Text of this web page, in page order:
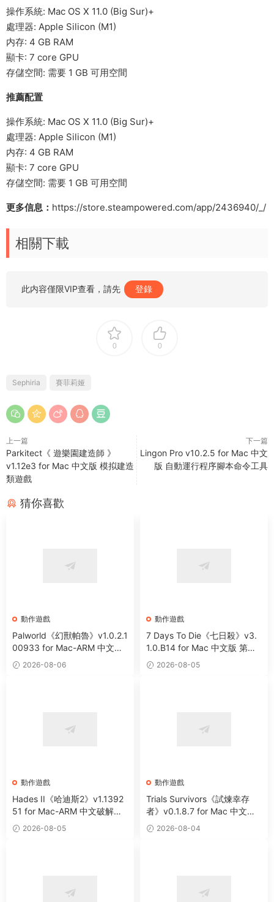
操作系統: Mac OS X 11.0 (Big Sur)+
處理器: Apple Silicon (M1)
内存: 4 GB RAM
顯卡: 7 core GPU
存儲空間: 需要 1 GB 可用空間
推薦配置
操作系統: Mac OS X 11.0 (Big Sur)+
處理器: Apple Silicon (M1)
内存: 4 GB RAM
顯卡: 7 core GPU
存儲空間: 需要 1 GB 可用空間
更多信息： https://store.steampowered.com/app/2436940/_/
相關下載
此内容僅限VIP查看，請先 登錄
0 0
Sephiria 賽菲莉娅
上一篇
Parkitect《 遊樂園建造師 》
v1.12e3 for Mac 中文版 模拟建造
類遊戲
下一篇
Lingon Pro v10.2.5 for Mac 中文
版 自動運行程序腳本命令工具
猜你喜歡
動作遊戲
Palworld《幻獸帕魯》v1.0.2.1
00933 for Mac-ARM 中文破
解版 開放世界生存制作遊戲
2026-08-06
動作遊戲
7 Days To Die《七日殺》v3.
1.0.B14 for Mac 中文版 第一
人稱末日射擊角色扮演遊戲
2026-08-05
動作遊戲
Hades II《哈迪斯2》v1.1392
51 for Mac-ARM 中文破解版
全新地下城類動作冒險遊戲
2026-08-05
動作遊戲
Trials Survivors《試煉幸存
者》v0.1.8.7 for Mac 中文版
肉鴿動作生存類遊戲
2026-08-04